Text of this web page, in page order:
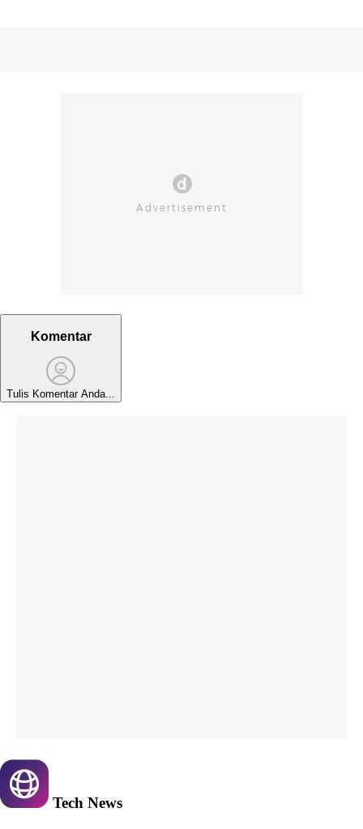
Komentar
Tulis Komentar Anda...
Tech News